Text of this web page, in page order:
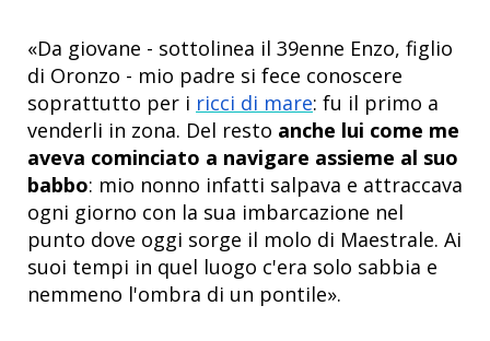
«Da giovane - sottolinea il 39enne Enzo, figlio
di Oronzo - mio padre si fece conoscere
soprattutto per i ricci di mare: fu il primo a
venderli in zona. Del resto anche lui come me
aveva cominciato a navigare assieme al suo
babbo: mio nonno infatti salpava e attraccava
ogni giorno con la sua imbarcazione nel
punto dove oggi sorge il molo di Maestrale. Ai
suoi tempi in quel luogo c'era solo sabbia e
nemmeno l'ombra di un pontile».